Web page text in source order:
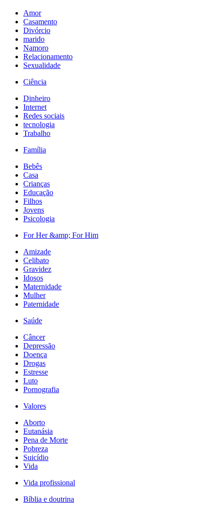
Amor
Casamento
Divórcio
marido
Namoro
Relacionamento
Sexualidade
Ciência
Dinheiro
Internet
Redes sociais
tecnologia
Trabalho
Família
Bebês
Casa
Crianças
Educação
Filhos
Jovens
Psicologia
For Her &amp; For Him
Amizade
Celibato
Gravidez
Idosos
Maternidade
Mulher
Paternidade
Saúde
Câncer
Depressão
Doença
Drogas
Estresse
Luto
Pornografia
Valores
Aborto
Eutanásia
Pena de Morte
Pobreza
Suicídio
Vida
Vida profissional
Bíblia e doutrina